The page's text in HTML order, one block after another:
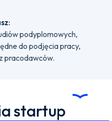
podyplomowych,
do podjęcia pracy,
pracodawców.
startup